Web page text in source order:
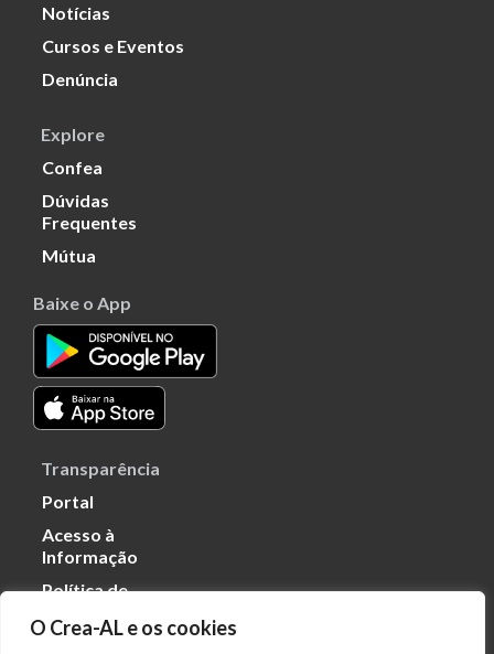
O Crea-AL e os cookies
Notícias
Cursos e Eventos
Denúncia
Explore
Confea
Dúvidas
Frequentes
Mútua
Baixe o App
Transparência
Portal
Acesso à
Informação
Política de
Dados